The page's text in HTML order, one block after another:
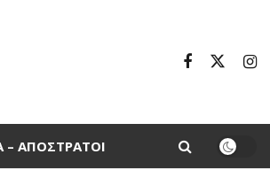
– ΑΠΌΣΤΡΑΤΟΙ